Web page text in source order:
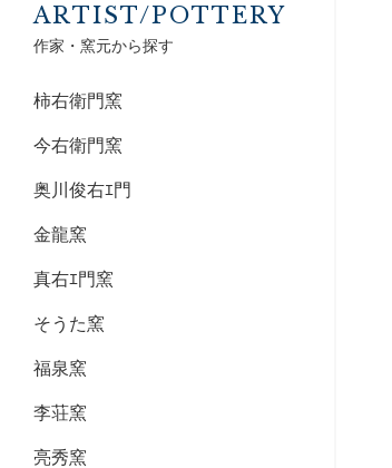
ARTIST/POTTERY
作家・窯元から探す
柿右衛門窯
今右衛門窯
奥川俊右ｴ門
金龍窯
真右ｴ門窯
そうた窯
福泉窯
李荘窯
亮秀窯